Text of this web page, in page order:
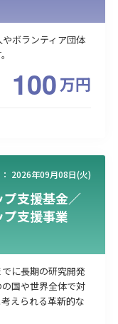
ボランティア団体
100万円
2026年09月08日(火)
プ支援基金／
支援事業
に長期の研究開発
国や世界全体で対
えられる革新的な